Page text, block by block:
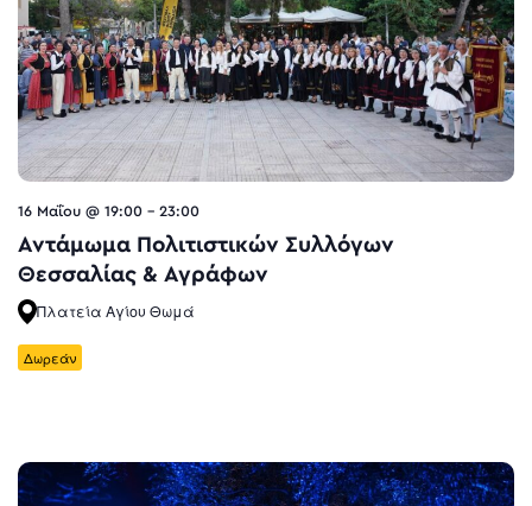
16 Μαΐου @ 19:00 - 23:00
Αντάμωμα Πολιτιστικών Συλλόγων
Θεσσαλίας & Αγράφων
Πλατεία Αγίου Θωμά
Δωρεάν